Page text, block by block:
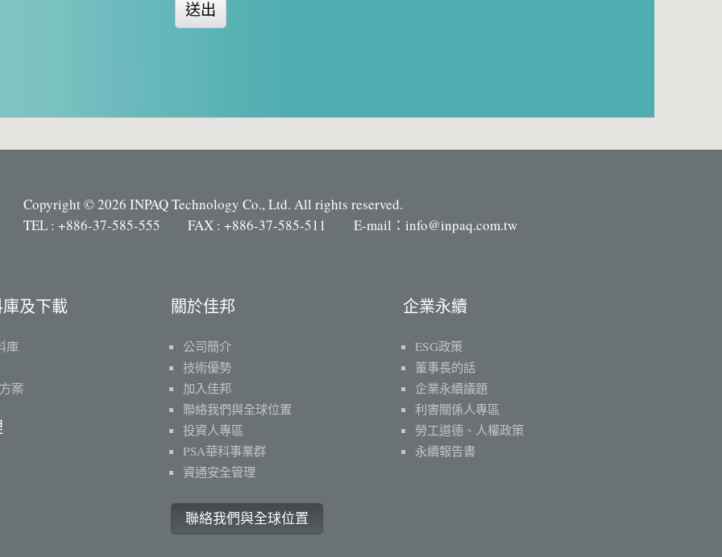
送出
Copyright © 2026 INPAQ Technology Co., Ltd. All rights reserved.
TEL : +886-37-585-555 FAX : +886-37-585-511 E-mail： info@inpaq.com.tw
及下載
庫
案
關於佳邦
公司簡介
技術優勢
加入佳邦
聯絡我們與全球位置
投資人專區
PSA華科事業群
資通安全管理
聯絡我們與全球位置
企業永續
ESG政策
董事長的話
企業永續議題
利害關係人專區
勞工道德、人權政策
永續報告書